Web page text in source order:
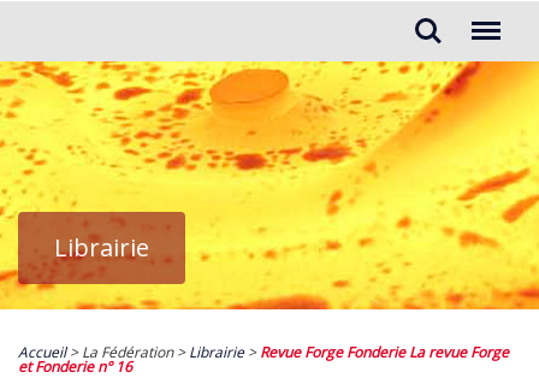
Rechercher...
Librairie
Accueil> La Fédération >Librairie>Revue Forge Fonderie La revue Forge
et Fonderie n° 16